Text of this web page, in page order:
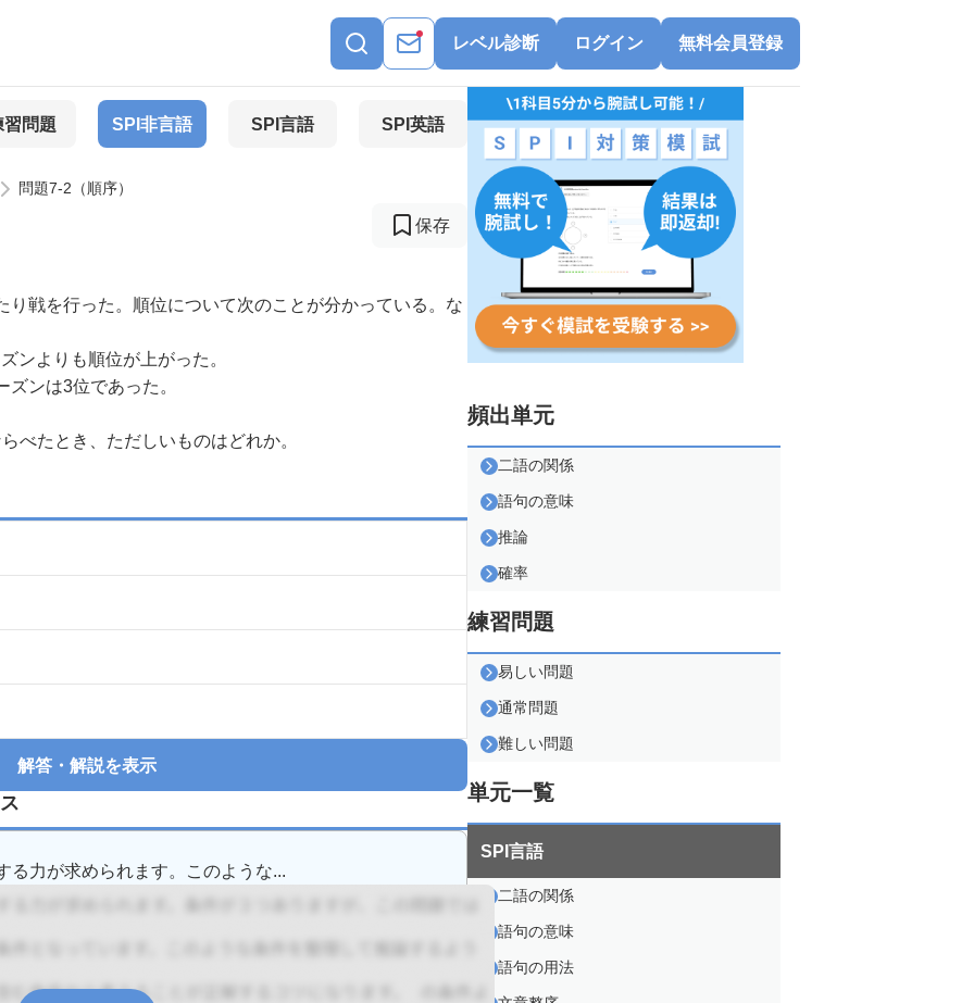
レベル診断 ログイン 無料会員登録
習問題 SPI非言語 SPI言語 SPI英語
問題7-2（順序）
保存
り戦を行った。順位について次のことが分かっている。な
よりも順位が上がった。
ンは3位であった。
べたとき、ただしいものはどれか。
解答・解説を表示
る力が求められます。このような...
頻出単元
二語の関係
語句の意味
推論
確率
練習問題
易しい問題
通常問題
難しい問題
単元一覧
SPI言語
二語の関係
語句の意味
語句の用法